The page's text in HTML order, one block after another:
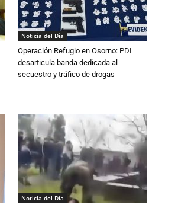
Noticia del Día
Operación Refugio en Osorno: PDI
desarticula banda dedicada al
secuestro y tráfico de drogas
Noticia del Día